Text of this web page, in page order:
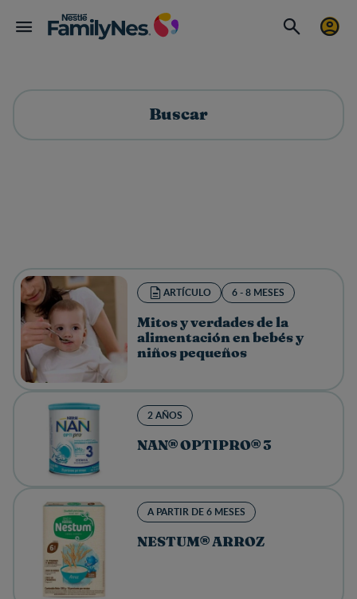
Buscar
ARTÍCULO 6 - 8 MESES
Mitos y verdades de la
alimentación en bebés y
niños pequeños
2 AÑOS
NAN® OPTIPRO® 3
A PARTIR DE 6 MESES
NESTUM® ARROZ